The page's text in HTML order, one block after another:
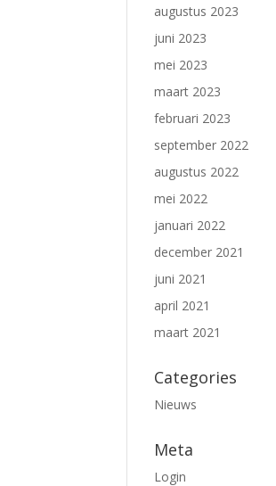
augustus 2023
juni 2023
mei 2023
maart 2023
februari 2023
september 2022
augustus 2022
mei 2022
januari 2022
december 2021
juni 2021
april 2021
maart 2021
Categories
Nieuws
Meta
Login